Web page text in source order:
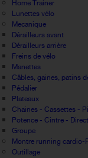
Home Trainer
Lunettes vélo
Mecanique
Dérailleurs avant
Dérailleurs arrière
Freins de vélo
Manettes
Câbles, gaines, patins
Pédalier
Plateaux
Chaines - Cassettes -
Potence - Cintre -
Groupe
Montre running cardio-
Outillage